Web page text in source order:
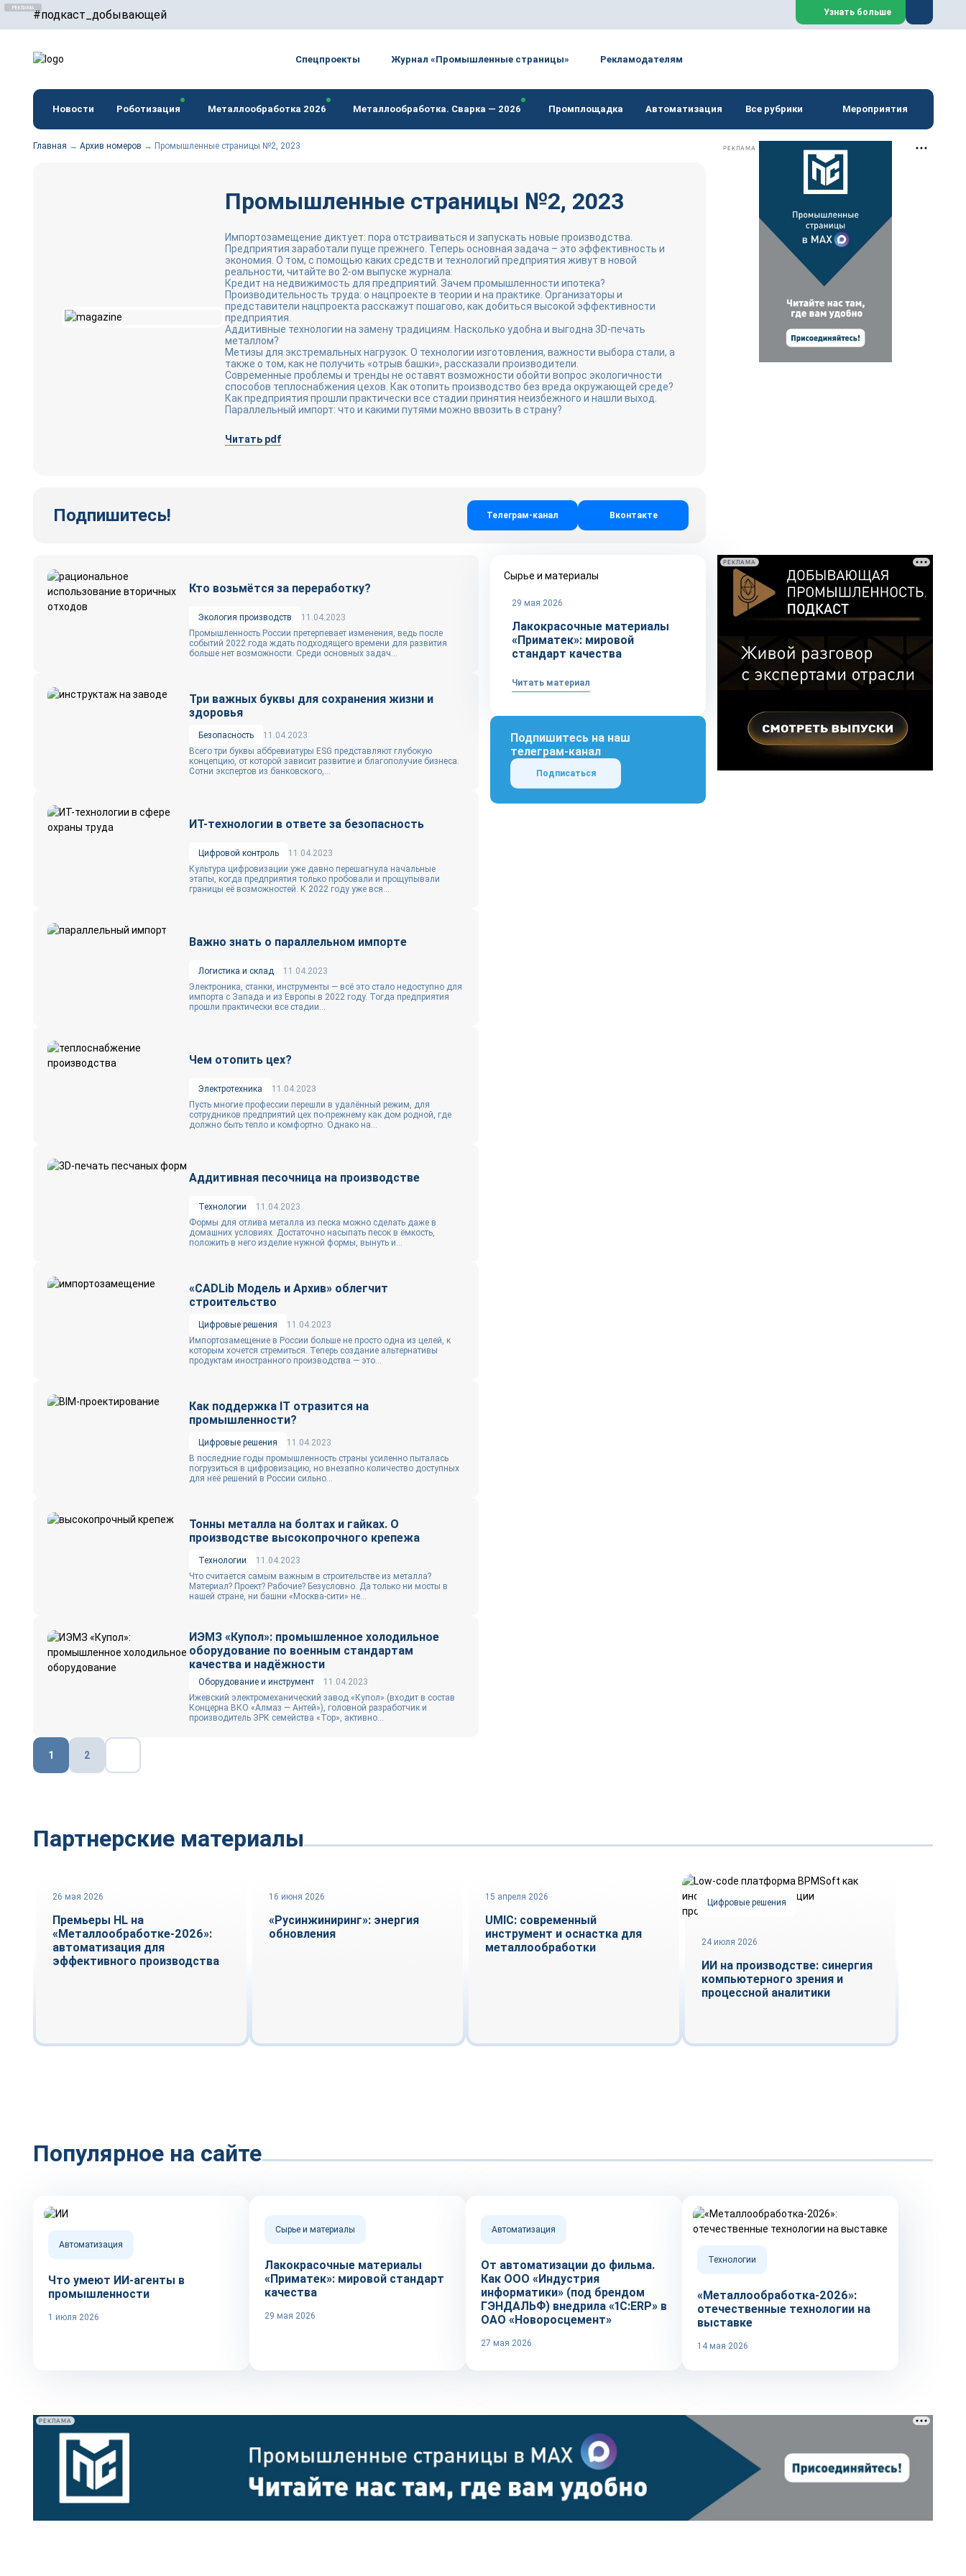
#подкаст_добывающей
erid: F7NfYUJCUneTVxVUwxTu
Узнать больше
Спецпроекты Журнал «Промышленные страницы» Рекламодателям
Новости Роботизация Металлообработка 2026 Металлообработка. Сварка — 2026 Промплощадка Автоматизация Все рубрики Мероприятия
Главная → Архив номеров → Промышленные страницы №2, 2023
Промышленные страницы №2, 2023
Импортозамещение диктует: пора отстраиваться и запускать новые производства.
Предприятия заработали пуще прежнего. Теперь основная задача – это эффективность и
экономия. О том, с помощью каких средств и технологий предприятия живут в новой
реальности, читайте во 2-ом выпуске журнала:
Кредит на недвижимость для предприятий. Зачем промышленности ипотека?
Производительность труда: о нацпроекте в теории и на практике. Организаторы и
представители нацпроекта расскажут пошагово, как добиться высокой эффективности
предприятия.
Аддитивные технологии на замену традициям. Насколько удобна и выгодна 3D-печать
металлом?
Метизы для экстремальных нагрузок. О технологии изготовления, важности выбора стали, а
также о том, как не получить «отрыв башки», рассказали производители.
Современные проблемы и тренды не оставят возможности обойти вопрос экологичности
способов теплоснабжения цехов. Как отопить производство без вреда окружающей среде?
Как предприятия прошли практически все стадии принятия неизбежного и нашли выход.
Параллельный импорт: что и какими путями можно ввозить в страну?
Читать pdf
Подпишитесь! Телеграм-канал Вконтакте
РЕКЛАМА
Кто возьмётся за переработку?
Экология производств
11.04.2023
Промышленность России претерпевает изменения, ведь после
событий 2022 года ждать подходящего времени для развития
больше нет возможности. Среди основных задач...
Три важных буквы для сохранения жизни и
здоровья
Безопасность
11.04.2023
Всего три буквы аббревиатуры ESG представляют глубокую
концепцию, от которой зависит развитие и благополучие бизнеса.
Сотни экспертов из банковского,...
ИТ-технологии в ответе за безопасность
Цифровой контроль
11.04.2023
Культура цифровизации уже давно перешагнула начальные
этапы, когда предприятия только пробовали и прощупывали
границы её возможностей. К 2022 году уже вся...
Важно знать о параллельном импорте
Логистика и склад
11.04.2023
Электроника, станки, инструменты — всё это стало недоступно для
импорта с Запада и из Европы в 2022 году. Тогда предприятия
прошли практически все стадии...
Чем отопить цех?
Электротехника
11.04.2023
Пусть многие профессии перешли в удалённый режим, для
сотрудников предприятий цех по-прежнему как дом родной, где
должно быть тепло и комфортно. Однако на...
Аддитивная песочница на производстве
Технологии
11.04.2023
Формы для отлива металла из песка можно сделать даже в
домашних условиях. Достаточно насыпать песок в ёмкость,
положить в него изделие нужной формы, вынуть и...
«CADLib Модель и Архив» облегчит
строительство
Цифровые решения
11.04.2023
Импортозамещение в России больше не просто одна из целей, к
которым хочется стремиться. Теперь создание альтернативы
продуктам иностранного производства — это...
Как поддержка IT отразится на
промышленности?
Цифровые решения
11.04.2023
В последние годы промышленность страны усиленно пыталась
погрузиться в цифровизацию, но внезапно количество доступных
для неё решений в России сильно...
Тонны металла на болтах и гайках. О
производстве высокопрочного крепежа
Технологии
11.04.2023
Что считается самым важным в строительстве из металла?
Материал? Проект? Рабочие? Безусловно. Да только ни мосты в
нашей стране, ни башни «Москва-сити» не...
ИЭМЗ «Купол»: промышленное холодильное
оборудование по военным стандартам
качества и надёжности
Оборудование и инструмент
11.04.2023
Ижевский электромеханический завод «Купол» (входит в состав
Концерна ВКО «Алмаз — Антей»), головной разработчик и
производитель ЗРК семейства «Тор», активно...
Пагинация
записей
1 2
Сырье и материалы
29 мая 2026
Лакокрасочные материалы
«Приматек»: мировой
стандарт качества
Читать материал
Подпишитесь на наш
телеграм-канал
Подписаться
РЕКЛАМА
Партнерские материалы
Технологии
26 мая 2026
Премьеры HL на
«Металлообработке-2026»:
автоматизация для
эффективного производства
Автоматизация
16 июня 2026
«Русинжиниринг»: энергия
обновления
Оборудование и инструмент
15 апреля 2026
UMIC: современный
инструмент и оснастка для
металлообработки
Цифровые решения
24 июля 2026
ИИ на производстве: синергия
компьютерного зрения и
процессной аналитики
Популярное на сайте
Автоматизация
Что умеют ИИ-агенты в
промышленности
1 июля 2026
Сырье и материалы
Лакокрасочные материалы
«Приматек»: мировой стандарт
качества
29 мая 2026
Автоматизация
От автоматизации до фильма.
Как ООО «Индустрия
информатики» (под брендом
ГЭНДАЛЬФ) внедрила «1С:ERP» в
ОАО «Новоросцемент»
27 мая 2026
Технологии
«Металлообработка-2026»:
отечественные технологии на
выставке
14 мая 2026
РЕКЛАМА